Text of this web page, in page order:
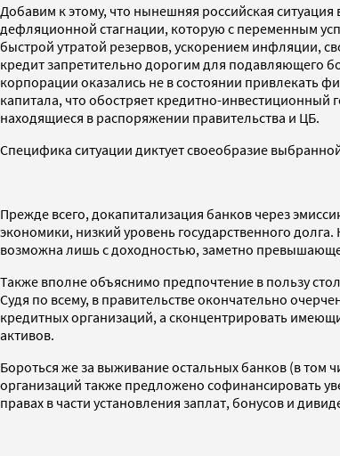
Добавим к этому, что нынешняя российская
дефляционной стагнации, которую с переменным
быстрой утратой резервов, ускорением инфляции,
кредит запретительно дорогим для подавляющего
корпорации оказались не в состоянии привлекать
капитала, что обостряет кредитно-инвестиционный
находящиеся в распоряжении правительства и ЦБ.
Специфика ситуации диктует своеобразие
Прежде всего, докапитализация банков через
экономики, низкий уровень государственного
возможна лишь с доходностью, заметно
Также вполне объяснимо предпочтение в пользу
Судя по всему, в правительстве окончательно
кредитных организаций, а сконцентрировать
активов.
Бороться же за выживание остальных банков (в том
организаций также предложено софинансировать
правах в части установления заплат, бонусов и